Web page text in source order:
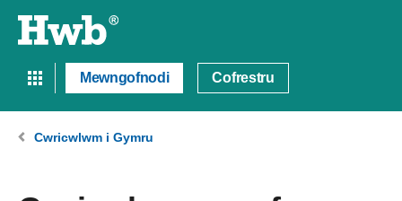
Mewngofnodi Cofrestru
Cwricwlwm i Gymru